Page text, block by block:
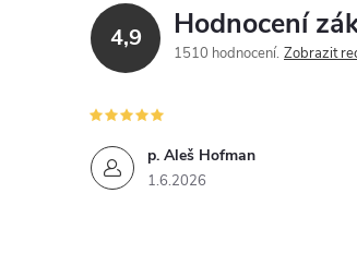
p
r
v
k
y
4,9 Hodnocení
1510 hodnocení Zobrazit
p. Aleš Hofman
1.6.2026